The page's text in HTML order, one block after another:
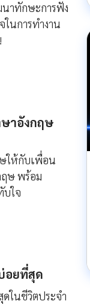
าทักษะการฟัง
ในการทำงาน
าอังกฤษ
ให้กับเพื่อน
ฤษ พร้อม
บใจ
อยที่สุด
ในชีวิตประจํา